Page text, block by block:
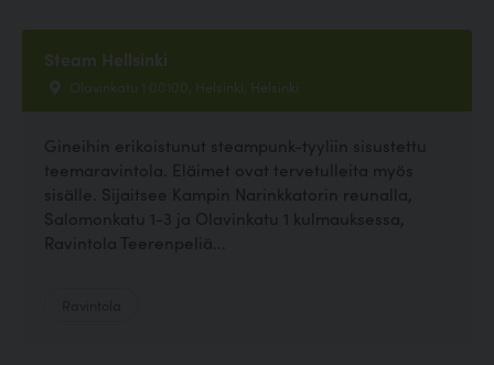
Steam Hellsinki
Olavinkatu 1 00100, Helsinki, Helsinki
Gineihin erikoistunut steampunk-tyyliin sisustettu
teemaravintola. Eläimet ovat tervetulleita myös
sisälle. Sijaitsee Kampin Narinkkatorin reunalla,
Salomonkatu 1-3 ja Olavinkatu 1 kulmauksessa,
Ravintola Teerenpeliä...